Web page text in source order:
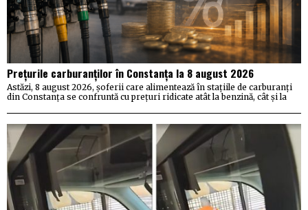
Prețurile carburanților în Constanța la 8 august 2026
Astăzi, 8 august 2026, șoferii care alimentează în stațiile de carburanți
din Constanța se confruntă cu prețuri ridicate atât la benzină, cât și la